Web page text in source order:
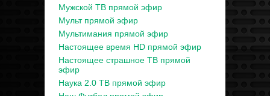
Мужской ТВ прямой эфир
Мульт прямой эфир
Мультимания прямой эфир
Настоящее время HD прямой эфир
Настоящее страшное ТВ прямой
эфир
Наука 2.0 ТВ прямой эфир